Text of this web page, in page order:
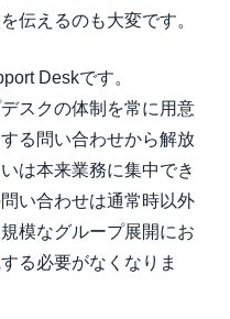
伝えるのも大変です。
Deskです。
スクの体制を常に用意
る問い合わせから解放
は本来業務に集中でき
い合わせは通常時以外
模なグループ展開にお
る必要がなくなりま